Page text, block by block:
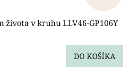
života v kruhu LLV46-GP106Y
DO KOŠÍKA